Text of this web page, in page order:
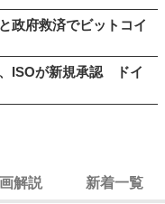
政府救済でビットコイ
ISOが新規承認 ドイ
解説 新着一覧